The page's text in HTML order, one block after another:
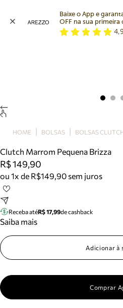
Bolsa
Tamanco
Tênis
Mule
Tire dúvidas sobre pedidos,
Meus pedidos
Acompanhe seus pedidos
Baixe o App e
OFF na sua primeira
HOME BOLSAS BOLSAS
Clutch Marrom Pequena Brizza
R$ 149,90
ou 1x de R$149,90 sem juros
Receba atéR$ 17,99de cashback
Saiba mais
Adicionar à
Comprar